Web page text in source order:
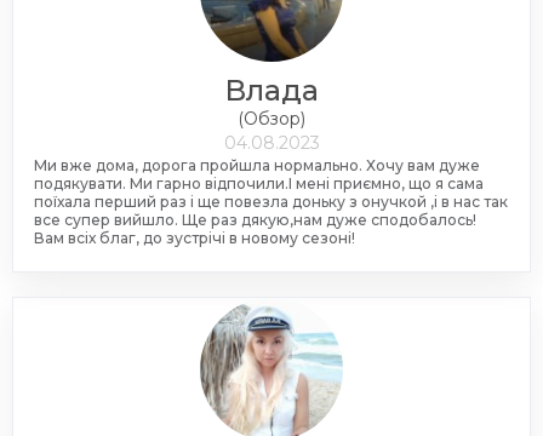
Влада
(Обзор)
04.08.2023
Ми вже дома, дорога пройшла нормально. Хочу вам дуже
подякувати. Ми гарно відпочили.І мені приємно, що я сама
поїхала перший раз і ще повезла доньку з онучкой ,і в нас так
все супер вийшло. Ще раз дякую,нам дуже сподобалось!
Вам всіх благ, до зустрічі в новому сезоні!